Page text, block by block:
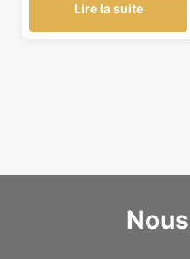
Lire la suite